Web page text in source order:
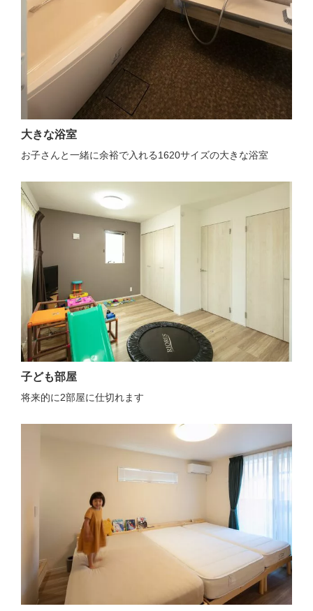
大きな浴室
お子さんと一緒に余裕で入れる1620サイズの大きな浴室
子ども部屋
将来的に2部屋に仕切れます